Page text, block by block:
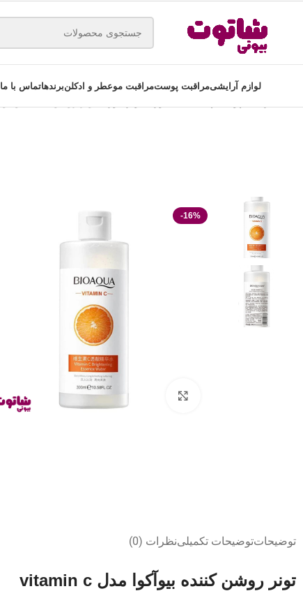
لوازم آرایشیمراقبت پوستمراقبت موعطر و ادکلنبرندهاتماس با ما
-16%
بزرگنمایی تصویر
توضیحاتتوضیحات تکمیلینظرات (0)
تونر روشن کننده بیوآکوا مدل vitamin c